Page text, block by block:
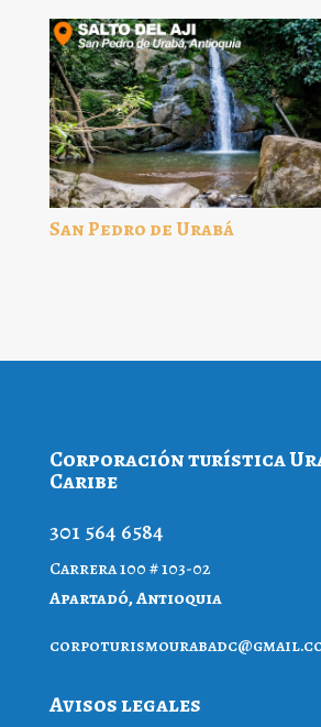
San Pedro de Urabá
Corporación turística
Caribe
301 564 6584
Carrera 100 # 103-02
Apartadó, Antioquia
iamg@
cdaba
ruoms
iruto
proc
Avisos legales